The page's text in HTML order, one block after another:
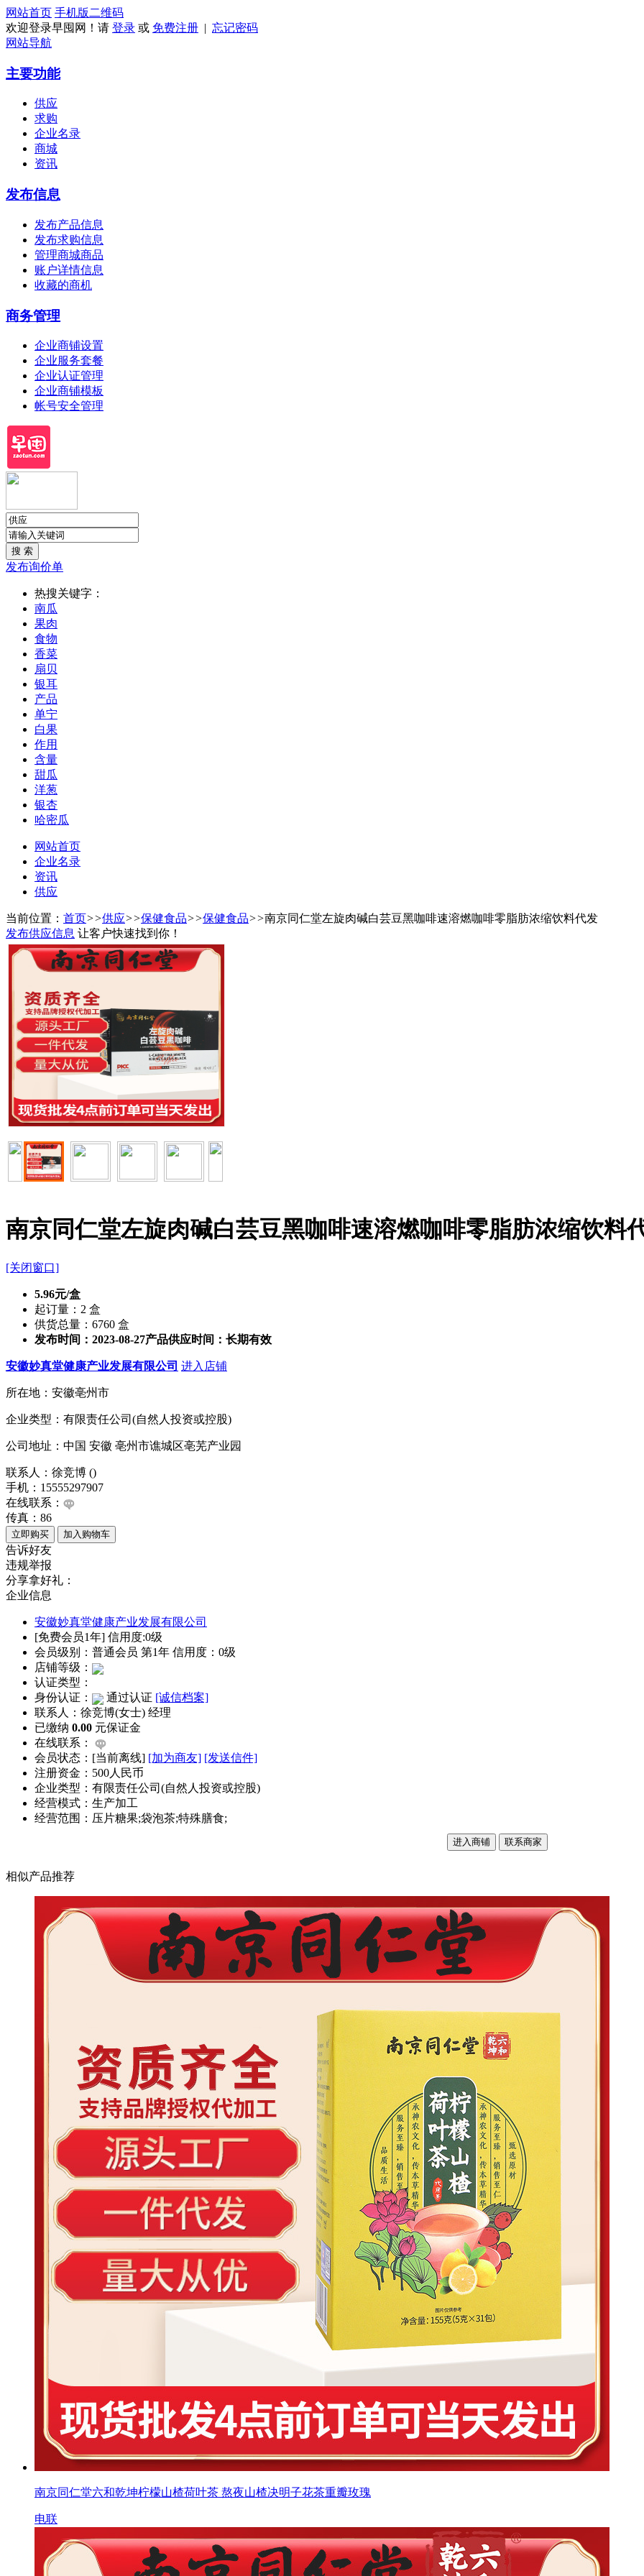
网站首页 手机版 二维码
欢迎登录早囤网！请 登录 或 免费注册 | 忘记密码
网站导航
主要功能
供应
求购
企业名录
商城
资讯
发布信息
发布产品信息
发布求购信息
管理商城商品
账户详情信息
收藏的商机
商务管理
企业商铺设置
企业服务套餐
企业认证管理
企业商铺模板
帐号安全管理
发布询价单
热搜关键字：
南瓜
果肉
食物
香菜
扇贝
银耳
产品
单宁
白果
作用
含量
甜瓜
洋葱
银杏
哈密瓜
网站首页
企业名录
资讯
供应
当前位置： 首页>>供应>>保健食品>>保健食品>>南京同仁堂左旋肉碱白芸豆黑咖啡速溶燃咖啡零脂肪浓缩饮料代发
发布供应信息 让客户快速找到你！
南京同仁堂左旋肉碱白芸豆黑咖啡速溶燃咖啡零脂肪浓缩饮料
[关闭窗口]
5.96元/盒
起订量：2 盒
供货总量：6760 盒
发布时间：2023-08-27产品供应时间：长期有效
安徽妙真堂健康产业发展有限公司 进入店铺
所在地：安徽亳州市
企业类型：有限责任公司(自然人投资或控股)
公司地址：中国 安徽 亳州市谯城区亳芜产业园
联系人：徐竞博 ()
手机：15555297907
在线联系：
传真：86
告诉好友
违规举报
分享拿好礼：
企业信息
安徽妙真堂健康产业发展有限公司
[免费会员1年] 信用度:0级
会员级别：普通会员 第1年 信用度：0级
店铺等级：
认证类型：
身份认证：
通过认证 [诚信档案]
联系人：徐竞博(女士) 经理
已缴纳 0.00 元保证金
在线联系：
会员状态：[当前离线] [加为商友] [发送信件]
注册资金：500人民币
企业类型：有限责任公司(自然人投资或控股)
经营模式：生产加工
经营范围：压片糖果;袋泡茶;特殊膳食;
进入商铺 联系商家
相似产品推荐
南京同仁堂六和乾坤柠檬山楂荷叶茶 熬夜山楂决明子花茶重瓣玫瑰
电联